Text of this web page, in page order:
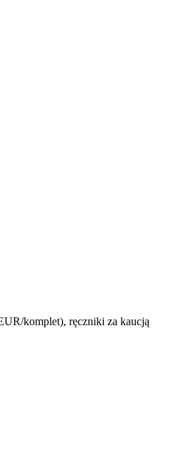
komplet), ręczniki za kaucją